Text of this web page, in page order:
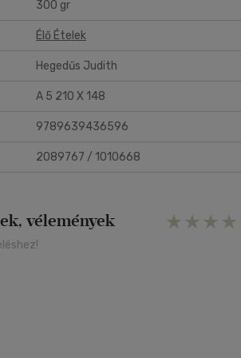
300 gr
Élő Ételek
Hegedűs Judith
A 5 210 X 148
9789639436596
2089767 / 1010668
vélemények